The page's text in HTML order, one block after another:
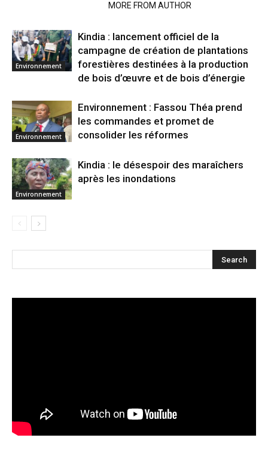
MORE FROM AUTHOR
Environnement
Kindia : lancement officiel de la
campagne de création de plantations
forestières destinées à la production
de bois d’œuvre et de bois d’énergie
Environnement
Environnement : Fassou Théa prend
les commandes et promet de
consolider les réformes
Environnement
Kindia : le désespoir des maraîchers
après les inondations